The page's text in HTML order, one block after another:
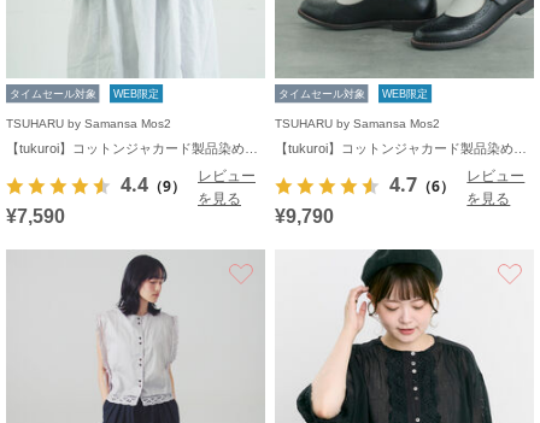
タイムセール対象 WEB限定
TSUHARU by Samansa Mos2
4.4 （9）
レビュー
を見る
¥7,590
タイムセール対象 WEB限定
TSUHARU by Samansa Mos2
4.7 （6）
レビュー
を見る
¥9,790